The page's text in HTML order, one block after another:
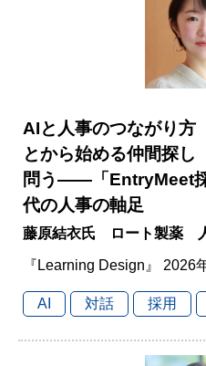
AIと人事のつながり
とから始める仲間探
問う――「EntryMeet
代の人事の軸足
藤原結衣氏 ロート製薬
『Learning Design』 2026
AI 対話 採用